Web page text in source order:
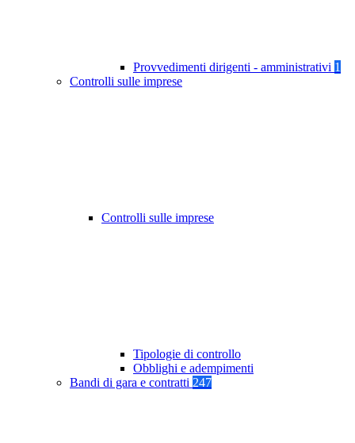
Provvedimenti dirigenti - amministrativi 1
Controlli sulle imprese
Controlli sulle imprese
Tipologie di controllo
Obblighi e adempimenti
Bandi di gara e contratti 247